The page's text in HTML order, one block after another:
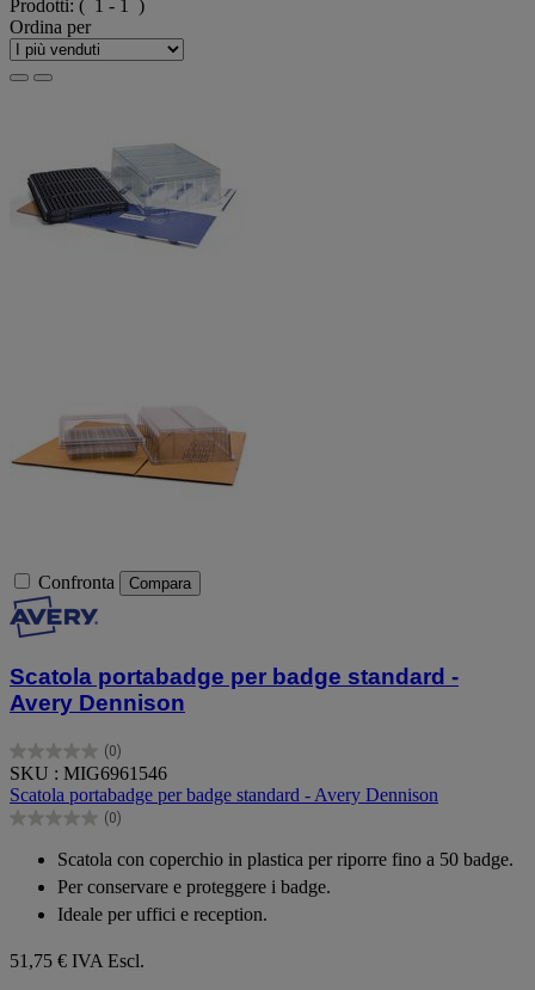
Prodotti: ( 1 - 1 )
Ordina per
Confronta Compara
Scatola portabadge per badge standard -
Avery Dennison
(0)
0.0
su
5
stelle.
SKU : MIG6961546
Scatola portabadge per badge standard - Avery Dennison
(0)
0.0
stelle.
Scatola con coperchio in plastica per riporre fino a 50 badge.
Per conservare e proteggere i badge.
Ideale per uffici e reception.
51,75 € IVA Escl.